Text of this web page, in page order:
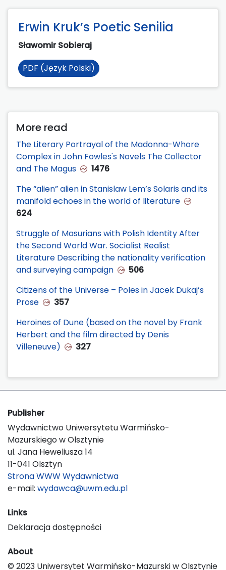
Erwin Kruk’s Poetic Senilia
Sławomir Sobieraj
PDF (Język Polski)
More read
The Literary Portrayal of the Madonna-Whore
Complex in John Fowles's Novels The Collector
and The Magus
1476
The “alien” alien in Stanislaw Lem’s Solaris and its
manifold echoes in the world of literature
624
Struggle of Masurians with Polish Identity After
the Second World War. Socialist Realist
Literature Describing the nationality verification
and surveying campaign
506
Citizens of the Universe – Poles in Jacek Dukaj’s
Prose
357
Heroines of Dune (based on the novel by Frank
Herbert and the film directed by Denis
Villeneuve)
327
Publisher
Wydawnictwo Uniwersytetu Warmińsko-
Mazurskiego w Olsztynie
ul. Jana Heweliusza 14
11-041 Olsztyn
Strona WWW Wydawnictwa
e-mail: wydawca@uwm.edu.pl
Links
Deklaracja dostępności
About
© 2023 Uniwersytet Warmińsko-Mazurski w Olsztynie